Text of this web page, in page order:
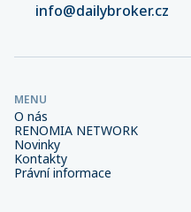
info@dailybroker.cz
MENU
O nás
RENOMIA NETWORK
Novinky
Kontakty
Právní informace